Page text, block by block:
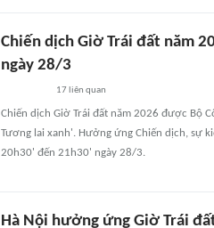
Chiến dịch Giờ Trái đất năm
ngày 28/3
17liên quan
Chiến dịch Giờ Trái đất năm 2026 được Bộ
Tương lai xanh'. Hưởng ứng Chiến dịch, sự
20h30' đến 21h30' ngày 28/3.
Hà Nội hưởng ứng Giờ Trái